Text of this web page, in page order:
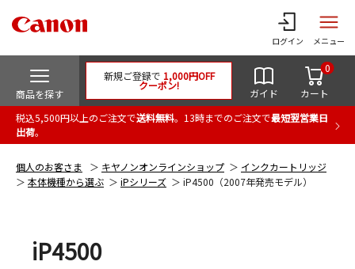
ログイン メニュー
商品を探す
新規ご登録で 1,000円OFF
クーポン!
ガイド カート
0
税込5,500円以上のご注文で送料無料。13時までのご注文で最短翌営業日
出荷。
個人のお客さま キヤノンオンラインショップ
インクカートリッジ
本体機種から選ぶ
iPシリーズ iP4500（2007年発売モデル）
iP4500